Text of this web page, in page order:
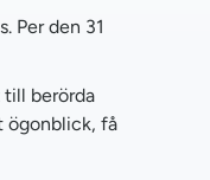
Per den 31
till berörda
ögonblick, få